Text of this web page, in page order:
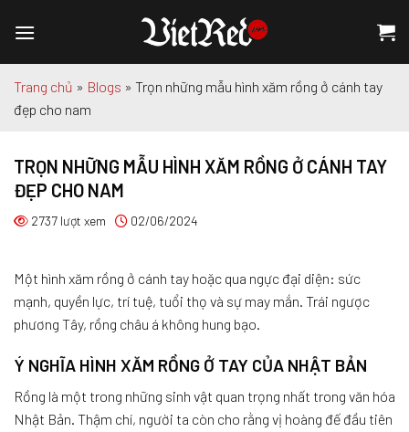
đến
dungTrang chủ » Blogs » Trọn những mẫu hình xăm rồng ở cánh tay
đẹp cho nam
TRỌN NHỮNG MẪU HÌNH XĂM RỒNG Ở CÁNH TAY
ĐẸP CHO NAM
2737 lượt xem 02/06/2024
Một hình xăm rồng ở cánh tay hoặc qua ngực đại diện: sức
mạnh, quyền lực, trí tuệ, tuổi thọ và sự may mắn. Trái ngược
phương Tây, rồng châu á không hung bạo.
Ý NGHĨA HÌNH XĂM RỒNG Ở TAY CỦA NHẬT BẢN
Rồng là một trong những sinh vật quan trọng nhất trong văn hóa
Nhật Bản. Thậm chí, người ta còn cho rằng vị hoàng đế đầu tiên